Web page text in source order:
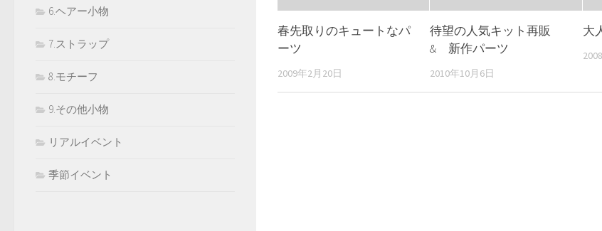
春先取りのキュートなパ
ーツ
2009年2月20日
待望の人気キット再販
& 新作パーツ
2010年10月6日
大
6.ヘアー小物
7.ストラップ
8.モチーフ
9.その他小物
リアルイベント
季節イベント